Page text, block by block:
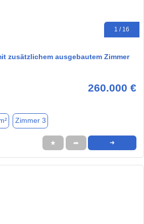
1 / 16
zusätzlichem ausgebautem Zimmer
260.000 €
Zimmer 3
★ ➦ ➜